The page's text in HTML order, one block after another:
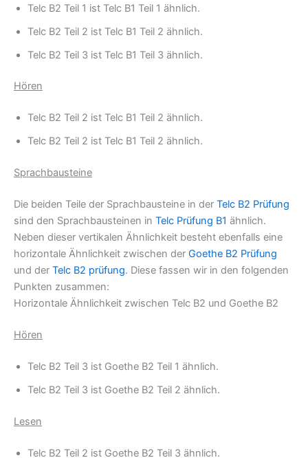
Telc B2 Teil 1 ist Telc B1 Teil 1 ähnlich.
Telc B2 Teil 2 ist Telc B1 Teil 2 ähnlich.
Telc B2 Teil 3 ist Telc B1 Teil 3 ähnlich.
Hören
Telc B2 Teil 2 ist Telc B1 Teil 2 ähnlich.
Telc B2 Teil 2 ist Telc B1 Teil 2 ähnlich.
Sprachbausteine
Die beiden Teile der Sprachbausteine in der Telc B2 Prüfung
sind den Sprachbausteinen in Telc Prüfung B1 ähnlich.
Neben dieser vertikalen Ähnlichkeit besteht ebenfalls eine
horizontale Ähnlichkeit zwischen der Goethe B2 Prüfung
und der Telc B2 prüfung. Diese fassen wir in den folgenden
Punkten zusammen:
Horizontale Ähnlichkeit zwischen Telc B2 und Goethe B2
Hören
Telc B2 Teil 3 ist Goethe B2 Teil 1 ähnlich.
Telc B2 Teil 3 ist Goethe B2 Teil 2 ähnlich.
Lesen
Telc B2 Teil 2 ist Goethe B2 Teil 3 ähnlich.